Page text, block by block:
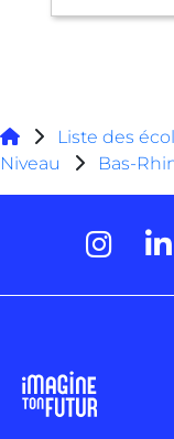
Liste des
Niveau
Bas-